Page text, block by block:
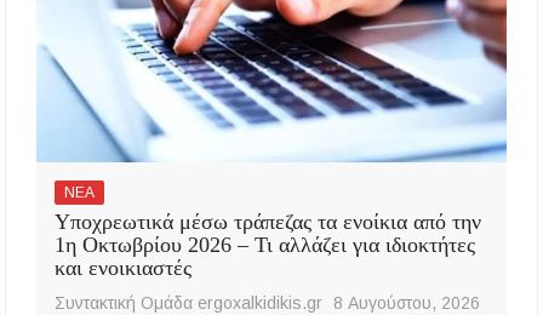
ΝΕΑ
Υποχρεωτικά μέσω τράπεζας τα ενοίκια από την
1η Οκτωβρίου 2026 – Τι αλλάζει για ιδιοκτήτες
και ενοικιαστές
Συντακτική Ομάδα ergoxalkidikis.gr 8 Αυγούστου, 2026